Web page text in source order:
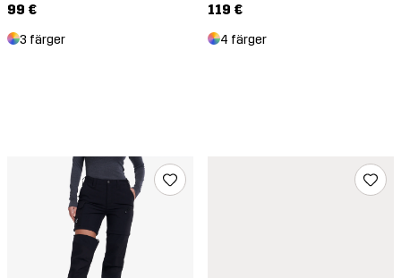
99 €
3 färger
119 €
4 färger